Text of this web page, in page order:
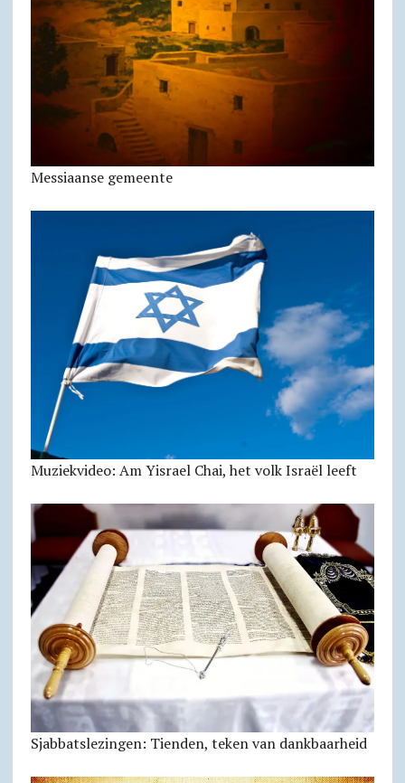
Messiaanse gemeente
Muziekvideo: Am Yisrael Chai, het volk Israël leeft
Sjabbats­lezingen: Tienden, teken van dankbaarheid